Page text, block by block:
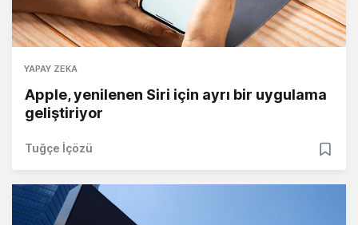
YAPAY ZEKA
Apple, yenilenen Siri için ayrı bir uygulama
geliştiriyor
Tuğçe İçözü